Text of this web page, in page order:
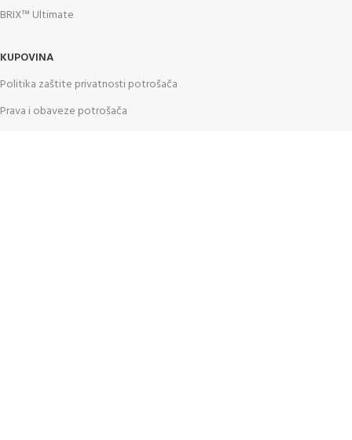
BRIX™ Ultimate
KUPOVINA
Politika zaštite privatnosti potrošača
Prava i obaveze potrošača